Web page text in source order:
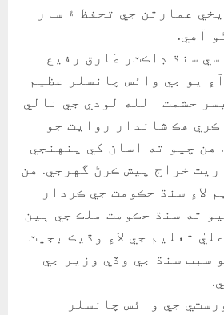
عمارتن جي تحفظ ۽ سار
آهي.
سنڌ ڊاڪٽر طارق رفيع
يو جي وائس چانسلر عظيم
حشمت الله لودي جي نالي
هڪ شاندار روايت جو
هن چيو ته اسان کي پنهنجي
خراج پيش ڪرڻ گهرجي. هن
لاءِ سنڌ حڪومت جي ڪردار
ته سنڌ حڪومت ملڪ جي ٻين
تعليم جي لاءِ وڌيڪ بجيٽ
سبب سنڌ جي وڏي وزير جي
جي وائس چانسلر